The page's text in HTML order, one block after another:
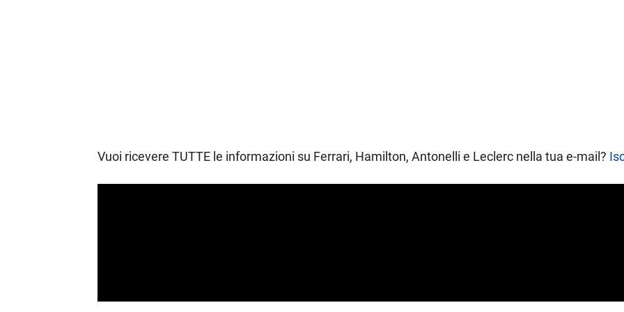
Vuoi ricevere TUTTE le informazioni su Ferrari, Hamilton, Antonelli e Leclerc nella tua e-mail?